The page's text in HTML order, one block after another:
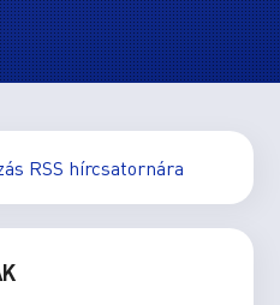
RSS hírcsatornára